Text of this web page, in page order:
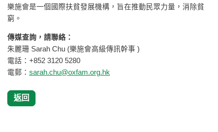
樂施會是一個國際扶貧發展機構，旨在推動民眾力量，消除貧
窮。
傳媒查詢，請聯絡：
朱麗珊 Sarah Chu (樂施會高級傳訊幹事 )
電話：+852 3120 5280
電郵： sarah.chu@oxfam.org.hk
返回